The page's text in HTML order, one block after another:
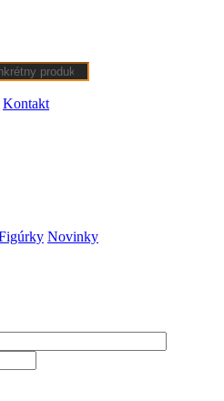
Kontakt
Novinky